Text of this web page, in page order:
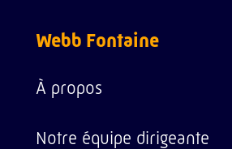
Webb Fontaine
À propos
Notre équipe dirigeante